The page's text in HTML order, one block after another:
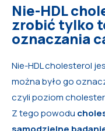
Nie-HDL
zrobić tylko
oznaczania
Nie-HDL cholesterol
można było go
czyli poziom
Z tego powodu